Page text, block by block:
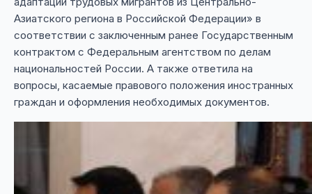
Азиатского региона в Российской Федерации» в
соответствии с заключенным ранее Государственным
контрактом с Федеральным агентством по делам
национальностей России. А также ответила на
вопросы, касаемые правового положения иностранных
граждан и оформления необходимых документов.